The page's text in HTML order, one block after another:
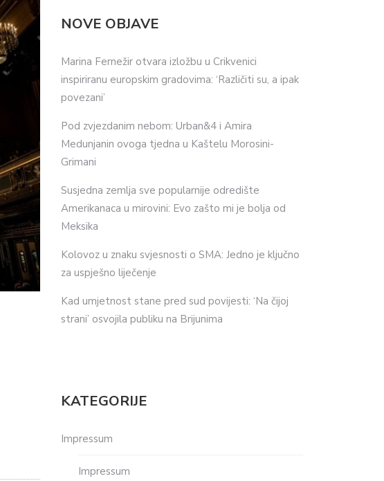
NOVE OBJAVE
Marina Fernežir otvara izložbu u Crikvenici
inspiriranu europskim gradovima: ‘Različiti su, a ipak
povezani’
Pod zvjezdanim nebom: Urban&4 i Amira
Medunjanin ovoga tjedna u Kaštelu Morosini-
Grimani
Susjedna zemlja sve popularnije odredište
Amerikanaca u mirovini: Evo zašto mi je bolja od
Meksika
Kolovoz u znaku svjesnosti o SMA: Jedno je ključno
za uspješno liječenje
Kad umjetnost stane pred sud povijesti: ‘Na čijoj
strani’ osvojila publiku na Brijunima
KATEGORIJE
Impressum
Impressum